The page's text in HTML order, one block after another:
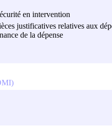
en intervention
justificatives relatives aux
de la dépense